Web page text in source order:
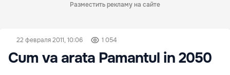
Разместить рекламу на сайте
22 февраля 2011, 10:06 1 054
Cum va arata Pamantul in 2050